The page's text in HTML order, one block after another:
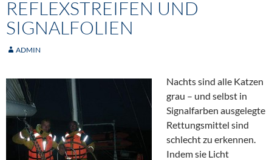
REFLEXSTREIFEN UND
SIGNALFOLIEN
ADMIN
Nachts sind alle Katzen
grau – und selbst in
Signalfarben ausgelegte
Rettungsmittel sind
schlecht zu erkennen.
Indem sie Licht